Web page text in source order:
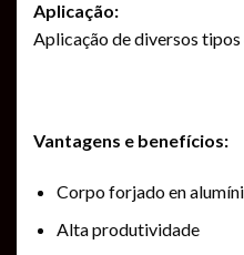
Aplicação:
Aplicação de diversos
Vantagens e benefícios:
Corpo forjado en
Alta produtividade